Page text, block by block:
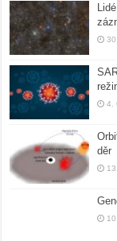
4.
děr